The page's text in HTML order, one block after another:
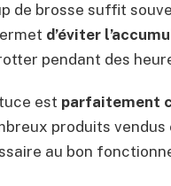
de brosse suffit
d’éviter
pendant des
est parfaitement
produits
au bon